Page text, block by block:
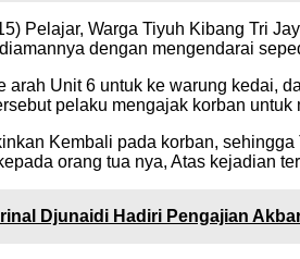
Pelajar, Warga Tiyuh Kibang Tri
dengan mengendarai
arah Unit 6 untuk ke warung kedai,
pelaku mengajak korban
Kembali pada korban,
orang tua nya, Atas kejadian
Djunaidi Hadiri Pengajian